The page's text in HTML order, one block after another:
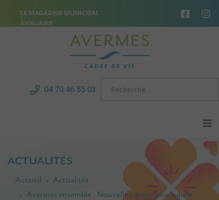
LE MAGAZINE MUNICIPAL
ANNUAIRE
04 70 46 55 03
ACTUALITÉS
Accueil
Actualités
Avermes ensemble - Nouvelle équipe municipale